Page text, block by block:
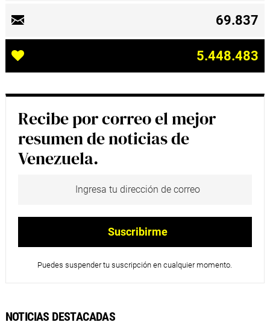
69.837
5.448.483
Recibe por correo el mejor
resumen de noticias de
Venezuela.
Puedes suspender tu suscripción en cualquier momento.
NOTICIAS DESTACADAS